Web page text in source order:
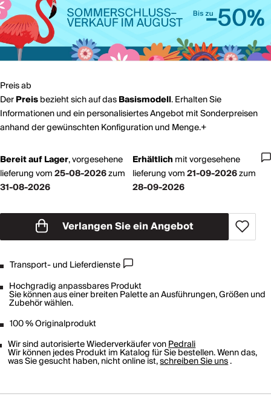
Preis ab
DerPreisbezieht sich auf dasBasismodell. Erhalten Sie
Informationen und ein personalisiertes Angebot mit Sonderpreisen
anhand der gewünschten Konfiguration und Menge.+
Bereit auf Lager,vorgesehene
lieferung vom25-08-2026zum
31-08-2026
Erhältlich mitvorgesehene
lieferung vom21-09-2026zum
28-09-2026
Verlangen Sie ein Angebot
Transport- und Lieferdienste
Hochgradig anpassbares Produkt
Sie können aus einer breiten Palette an Ausführungen, Größen und
Zubehör wählen.
100 % Originalprodukt
Wir sind autorisierte Wiederverkäufer vonPedrali
Wir können jedes Produkt im Katalog für Sie bestellen. Wenn das,
was Sie gesucht haben, nicht online ist,schreiben Sie uns.